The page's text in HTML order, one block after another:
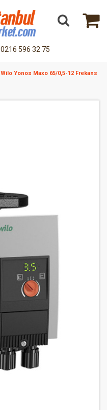
0216 596 32 75
Wilo Yonos Maxo 65/0,5-12 Frekans